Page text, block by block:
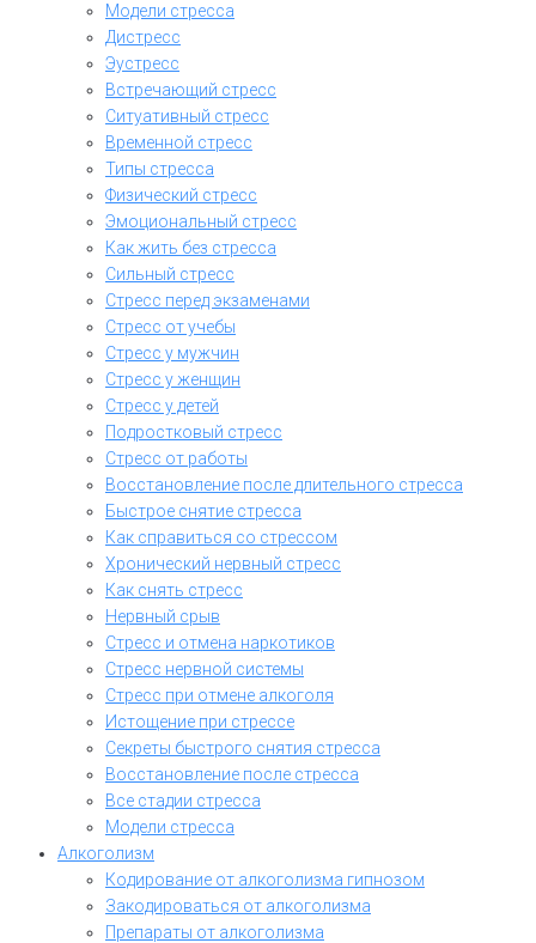
Модели стресса
Дистресс
Эустресс
Встречающий стресс
Ситуативный стресс
Временной стресс
Типы стресса
Физический стресс
Эмоциональный стресс
Как жить без стресса
Сильный стресс
Стресс перед экзаменами
Стресс от учебы
Стресс у мужчин
Стресс у женщин
Стресс у детей
Подростковый стресс
Стресс от работы
Восстановление после длительного стресса
Быстрое снятие стресса
Как справиться со стрессом
Хронический нервный стресс
Как снять стресс
Нервный срыв
Стресс и отмена наркотиков
Стресс нервной системы
Стресс при отмене алкоголя
Истощение при стрессе
Секреты быстрого снятия стресса
Восстановление после стресса
Все стадии стресса
Модели стресса
Алкоголизм
Кодирование от алкоголизма гипнозом
Закодироваться от алкоголизма
Препараты от алкоголизма